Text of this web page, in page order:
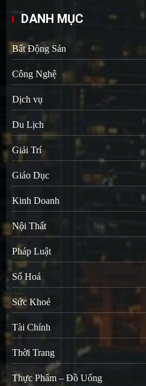
DANH MỤC
Bất Động Sản
Công Nghệ
Dịch vụ
Du Lịch
Giải Trí
Giáo Dục
Kinh Doanh
Nội Thất
Pháp Luật
Số Hoá
Sức Khoẻ
Tài Chính
Thời Trang
Thực Phẩm – Đồ Uống